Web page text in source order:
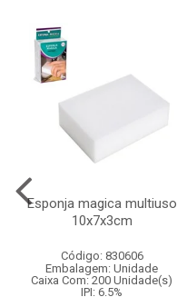
Esponja magica multiuso
10x7x3cm
Código: 830606
Embalagem: Unidade
Caixa Com: 200 Unidade(s)
IPI: 6.5%